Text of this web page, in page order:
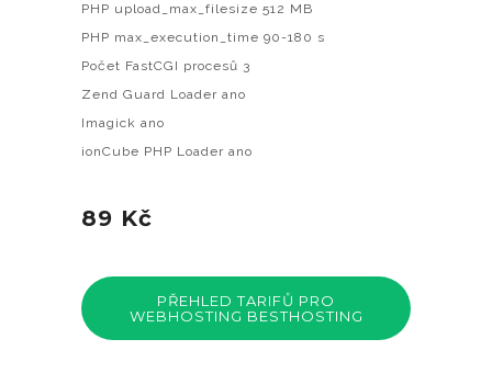
PHP upload_max_filesize 512 MB
PHP max_execution_time 90-180 s
Počet FastCGI procesů 3
Zend Guard Loader ano
Imagick ano
ionCube PHP Loader ano
89 Kč
PŘEHLED TARIFŮ PRO
WEBHOSTING BESTHOSTING